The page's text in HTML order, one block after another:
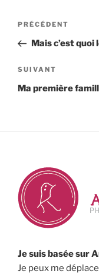
Navigation
l’article
Article
précédent
PRÉCÉDENT
Mais c’est
Article
suivant
SUIVANT
Ma première
Je suis basée sur
Je peux me